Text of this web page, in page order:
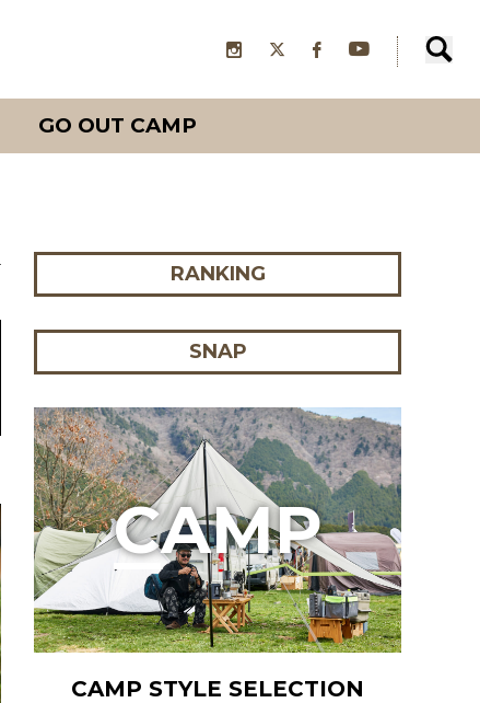
GO OUT CAMP
RANKING
SNAP
CAMP STYLE SELECTION
CAMP